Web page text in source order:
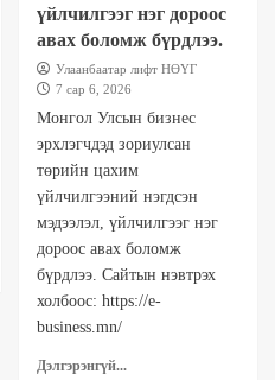
үйлчилгээг нэг дороос
авах боломж бүрдлээ.
Улаанбаатар лифт НӨҮГ
7 сар 6, 2026
Монгол Улсын бизнес
эрхлэгчдэд зориулсан
төрийн цахим
үйлчилгээний нэгдсэн
мэдээлэл, үйлчилгээг нэг
дороос авах боломж
бүрдлээ. Сайтын нэвтрэх
холбоос: https://e-
business.mn/
Дэлгэрэнгүй...